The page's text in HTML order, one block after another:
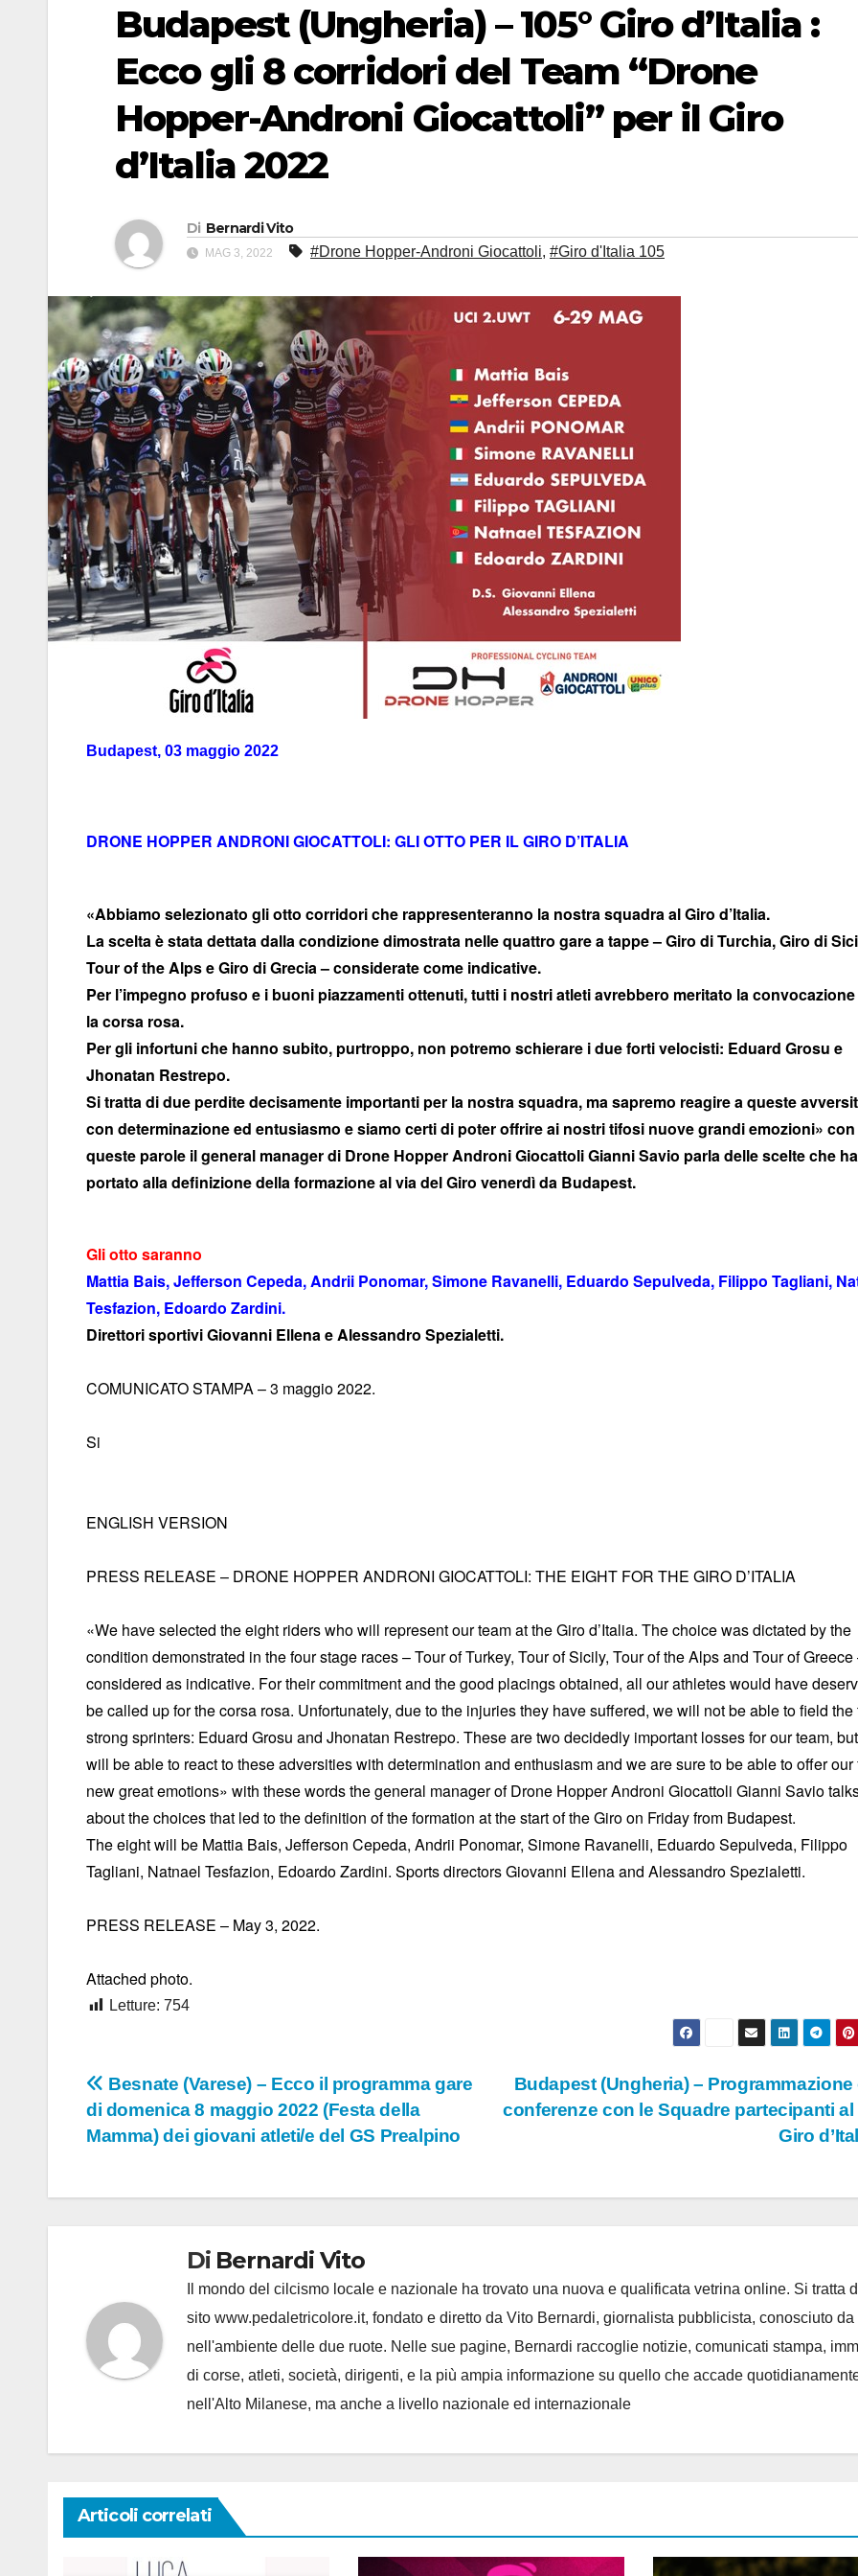
Budapest (Ungheria) – 105° Giro d’Italia :
Ecco gli 8 corridori del Team “Drone
Hopper-Androni Giocattoli” per il Giro
d’Italia 2022
Di Bernardi Vito
MAG 3, 2022 #Drone Hopper-Androni Giocattoli, #Giro d'Italia 105
Budapest, 03 maggio 2022
DRONE HOPPER ANDRONI GIOCATTOLI: GLI OTTO PER IL GIRO D’ITALIA
«Abbiamo selezionato gli otto corridori che rappresenteranno la nostra squadra al Giro d’Italia.
La scelta è stata dettata dalla condizione dimostrata nelle quattro gare a tappe – Giro di Turchia, Giro di
Tour of the Alps e Giro di Grecia – considerate come indicative.
Per l’impegno profuso e i buoni piazzamenti ottenuti, tutti i nostri atleti avrebbero meritato la
la corsa rosa.
Per gli infortuni che hanno subito, purtroppo, non potremo schierare i due forti velocisti: Eduard Grosu e
Jhonatan Restrepo.
Si tratta di due perdite decisamente importanti per la nostra squadra, ma sapremo reagire a queste
con determinazione ed entusiasmo e siamo certi di poter offrire ai nostri tifosi nuove grandi emozioni» con
queste parole il general manager di Drone Hopper Androni Giocattoli Gianni Savio parla delle scelte che
portato alla definizione della formazione al via del Giro venerdì da Budapest.
Gli otto saranno
Mattia Bais, Jefferson Cepeda, Andrii Ponomar, Simone Ravanelli, Eduardo Sepulveda, Filippo Tagliani,
Tesfazion, Edoardo Zardini.
Direttori sportivi Giovanni Ellena e Alessandro Spezialetti.
COMUNICATO STAMPA – 3 maggio 2022.
Si
ENGLISH VERSION
PRESS RELEASE – DRONE HOPPER ANDRONI GIOCATTOLI: THE EIGHT FOR THE GIRO D’ITALIA
«We have selected the eight riders who will represent our team at the Giro d’Italia. The choice was dictated by the
condition demonstrated in the four stage races – Tour of Turkey, Tour of Sicily, Tour of the Alps and Tour of Greece
considered as indicative. For their commitment and the good placings obtained, all our athletes would have
be called up for the corsa rosa. Unfortunately, due to the injuries they have suffered, we will not be able to field the
strong sprinters: Eduard Grosu and Jhonatan Restrepo. These are two decidedly important losses for our team,
will be able to react to these adversities with determination and enthusiasm and we are sure to be able to offer our
new great emotions» with these words the general manager of Drone Hopper Androni Giocattoli Gianni Savio
about the choices that led to the definition of the formation at the start of the Giro on Friday from Budapest.
The eight will be Mattia Bais, Jefferson Cepeda, Andrii Ponomar, Simone Ravanelli, Eduardo Sepulveda, Filippo
Tagliani, Natnael Tesfazion, Edoardo Zardini. Sports directors Giovanni Ellena and Alessandro Spezialetti.
PRESS RELEASE – May 3, 2022.
Attached photo.
Letture: 754
Navigazione
articoli
Budapest (Ungheria) – Programmazione
conferenze con le Squadre partecipanti al
Giro
Besnate (Varese) – Ecco il programma gare
di domenica 8 maggio 2022 (Festa della
Mamma) dei giovani atleti/e del GS Prealpino
Di Bernardi Vito
Il mondo del cilcismo locale e nazionale ha trovato una nuova e qualificata vetrina online. Si tratta
sito www.pedaletricolore.it, fondato e diretto da Vito Bernardi, giornalista pubblicista, conosciuto da
nell'ambiente delle due ruote. Nelle sue pagine, Bernardi raccoglie notizie, comunicati stampa,
di corse, atleti, società, dirigenti, e la più ampia informazione su quello che accade
nell'Alto Milanese, ma anche a livello nazionale ed internazionale
Articoli correlati